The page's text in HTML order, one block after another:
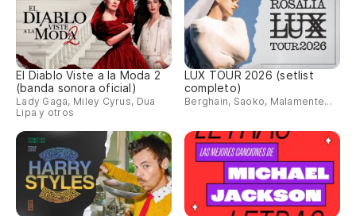
El Diablo Viste a la Moda 2
(banda sonora oficial)
Lady Gaga, Miley Cyrus, Dua
Lipa y otros
LUX TOUR 2026 (setlist
completo)
Berghain, Saoko, Malamente...